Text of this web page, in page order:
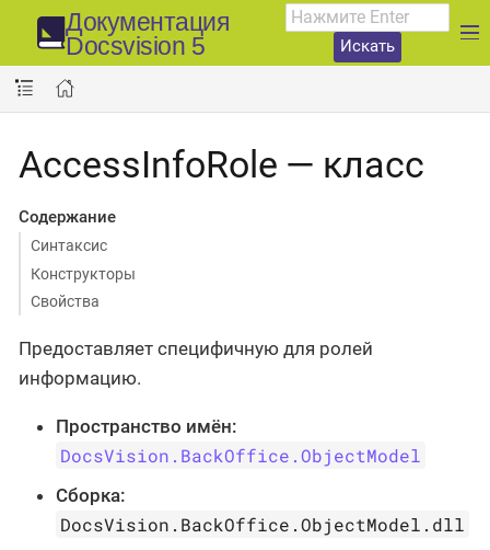
Документация
Docsvision 5
Искать
AccessInfoRole — класс
Содержание
Синтаксис
Конструкторы
Свойства
Предоставляет специфичную для ролей
информацию.
Пространство имён:
DocsVision.BackOffice.ObjectModel
Сборка:
DocsVision.BackOffice.ObjectModel.dll